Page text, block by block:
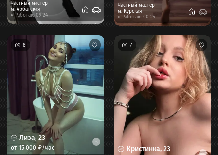
Частный мастер
м.Арбатская
Работаю 09-24
Частный мастер
м. Курская
Работаю 00-24
Лиза, 23
от 15 000 ₽/час
8
Кристинка, 23
7